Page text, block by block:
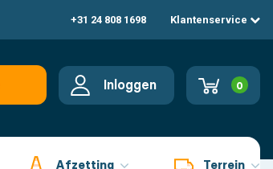
+31 24 808 1698 Klantenservice
Inloggen 0
Afzetting Terrein